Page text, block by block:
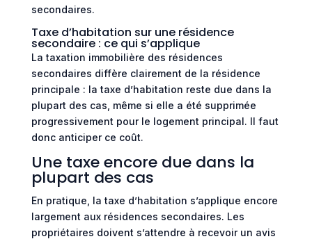
secondaires.
Taxe d’habitation sur une résidence
secondaire : ce qui s’applique
La taxation immobilière des résidences
secondaires diffère clairement de la résidence
principale : la taxe d’habitation reste due dans la
plupart des cas, même si elle a été supprimée
progressivement pour le logement principal. Il faut
donc anticiper ce coût.
Une taxe encore due dans la
plupart des cas
En pratique, la taxe d’habitation s’applique encore
largement aux résidences secondaires. Les
propriétaires doivent s’attendre à recevoir un avis